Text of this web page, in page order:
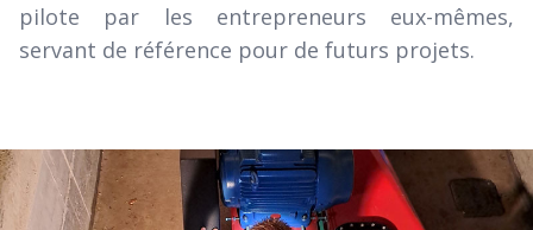
pilote par les entrepreneurs eux-mêmes,
servant de référence pour de futurs projets.